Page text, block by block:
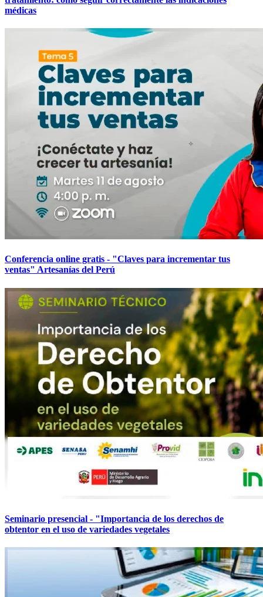
médicas
Conferencia online gratis - "Claves para incrementar tus
ventas" Artesanías del Perú
Seminario presencial - "Importancia de los derechos de
obtentor en el uso de variedades vegetales